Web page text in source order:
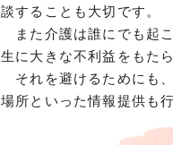
談することも大切です。
また介護は誰にでも起
生に大きな不利益をもた
それを避けるためにも
場所といった情報提供も